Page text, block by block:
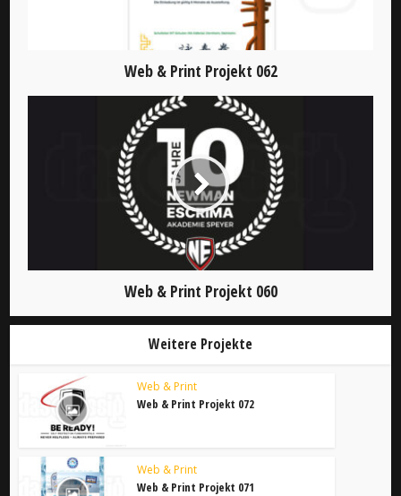
Web & Print Projekt 062
Web & Print Projekt 060
Weitere Projekte
Web & Print
Web & Print Projekt 072
Web & Print
Web & Print Projekt 071